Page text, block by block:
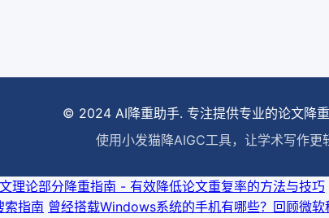
© 2024 AI降重助手. 专注提供专业的论文降
使用小发猫降AIGC工具，让学术写作更
理论部分降重指南 - 有效降低论文重复率的方法与技巧
索指南 曾经搭载Windows系统的手机有哪些？回顾微软